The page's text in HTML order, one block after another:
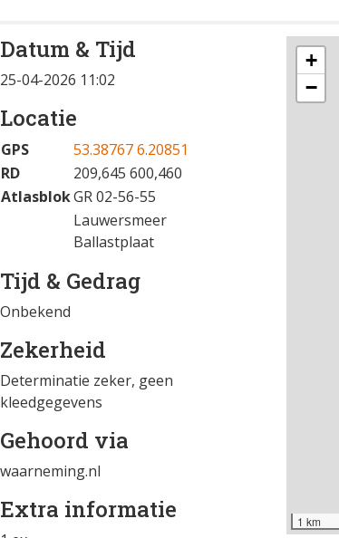
Datum & Tijd
25-04-2026 11:02
Locatie
209,645 600,460
GR 02-56-55
Lauwersmeer
Tijd & Gedrag
Onbekend
Zekerheid
Determinatie zeker, geen
kleedgegevens
Gehoord via
waarneming.nl